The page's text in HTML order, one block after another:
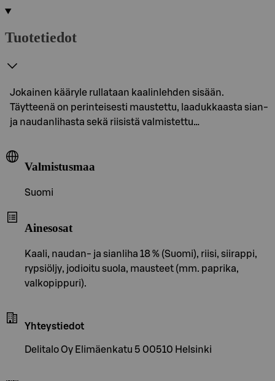
Tuotetiedot
Jokainen kääryle rullataan kaalinlehden sisään.
Täytteenä on perinteisesti maustettu, laadukkaasta sian-
ja naudanlihasta sekä riisistä valmistettu…
Valmistusmaa
Suomi
Ainesosat
Kaali, naudan- ja sianliha 18 % (Suomi), riisi, siirappi,
rypsiöljy, jodioitu suola, mausteet (mm. paprika,
valkopippuri).
Yhteystiedot
Delitalo Oy Elimäenkatu 5 00510 Helsinki